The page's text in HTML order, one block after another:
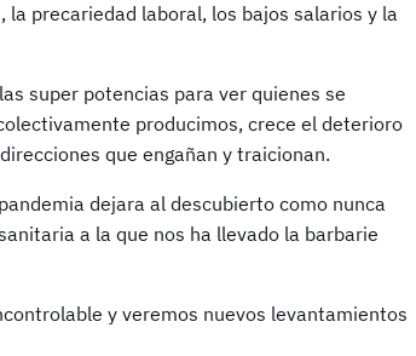
precariedad laboral, los bajos salarios y la
super potencias para ver quienes se
producimos, crece el deterioro
que engañan y traicionan.
dejara al descubierto como nunca
a la que nos ha llevado la barbarie
y veremos nuevos levantamientos